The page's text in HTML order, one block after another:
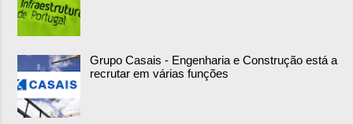
Grupo Casais - Engenharia e Construção está a
recrutar em várias funções